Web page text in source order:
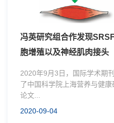
冯英研究组合作发现
胞增殖以及神经肌肉接头
2020年9月3日，国际学术期
了中国科学院上海营养与健
论文...
2020-09-04